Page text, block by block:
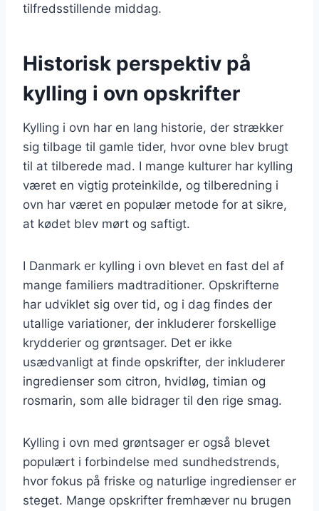
tilfredsstillende middag.
Historisk perspektiv på
kylling i ovn opskrifter
Kylling i ovn har en lang historie, der strækker
sig tilbage til gamle tider, hvor ovne blev brugt
til at tilberede mad. I mange kulturer har kylling
været en vigtig proteinkilde, og tilberedning i
ovn har været en populær metode for at sikre,
at kødet blev mørt og saftigt.
I Danmark er kylling i ovn blevet en fast del af
mange familiers madtraditioner. Opskrifterne
har udviklet sig over tid, og i dag findes der
utallige variationer, der inkluderer forskellige
krydderier og grøntsager. Det er ikke
usædvanligt at finde opskrifter, der inkluderer
ingredienser som citron, hvidløg, timian og
rosmarin, som alle bidrager til den rige smag.
Kylling i ovn med grøntsager er også blevet
populært i forbindelse med sundhedstrends,
hvor fokus på friske og naturlige ingredienser er
steget. Mange opskrifter fremhæver nu brugen